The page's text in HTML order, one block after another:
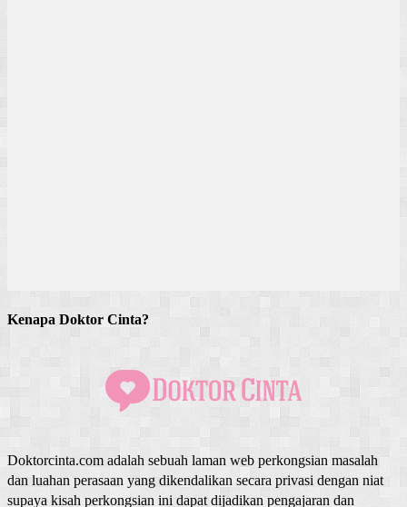
Kenapa Doktor Cinta?
Doktorcinta.com adalah sebuah laman web perkongsian masalah
dan luahan perasaan yang dikendalikan secara privasi dengan niat
supaya kisah perkongsian ini dapat dijadikan pengajaran dan